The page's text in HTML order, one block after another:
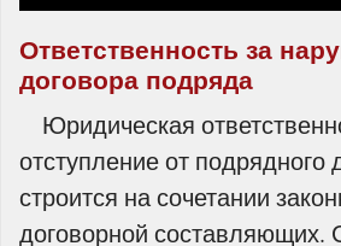
Ответственность за
договора подряда
Юридическая
отступление от подрядного
строится на сочетании
договорной составляющих.